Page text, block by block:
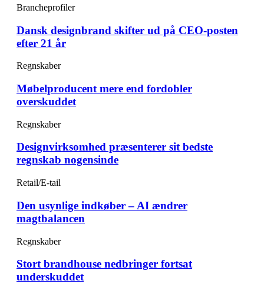
Brancheprofiler
Dansk designbrand skifter ud på CEO-posten
efter 21 år
Regnskaber
Møbelproducent mere end fordobler
overskuddet
Regnskaber
Designvirksomhed præsenterer sit bedste
regnskab nogensinde
Retail/E-tail
Den usynlige indkøber – AI ændrer
magtbalancen
Regnskaber
Stort brandhouse nedbringer fortsat
underskuddet